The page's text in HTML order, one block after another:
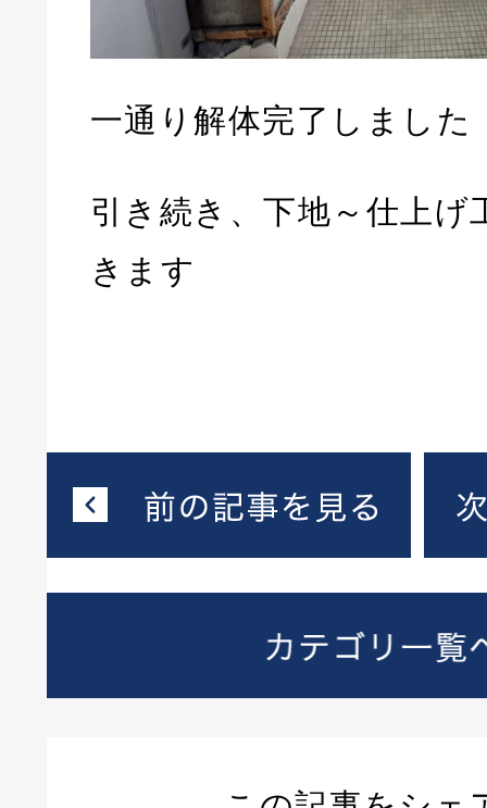
一通り解体完了しました
引き続き、下地～仕上げ
きます